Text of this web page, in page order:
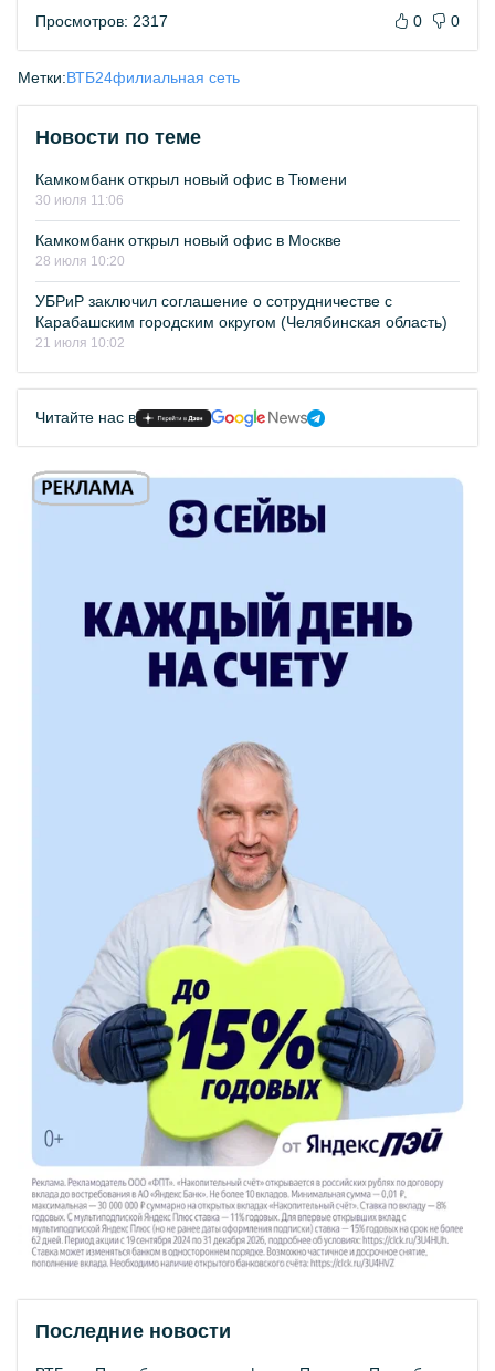
Просмотров: 2317 0 0
Метки:ВТБ24филиальная сеть
Новости по теме
Камкомбанк открыл новый офис в Тюмени
30 июля 11:06
Камкомбанк открыл новый офис в Москве
28 июля 10:20
УБРиР заключил соглашение о сотрудничестве с
Карабашским городским округом (Челябинская область)
21 июля 10:02
Читайте нас в
Последние новости